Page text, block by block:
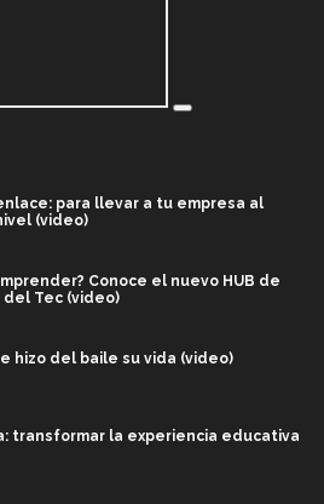
para llevar a tu empresa al
(video)
Conoce el nuevo HUB de
del Tec (video)
hizo del baile su vida (video)
transformar la experiencia educativa